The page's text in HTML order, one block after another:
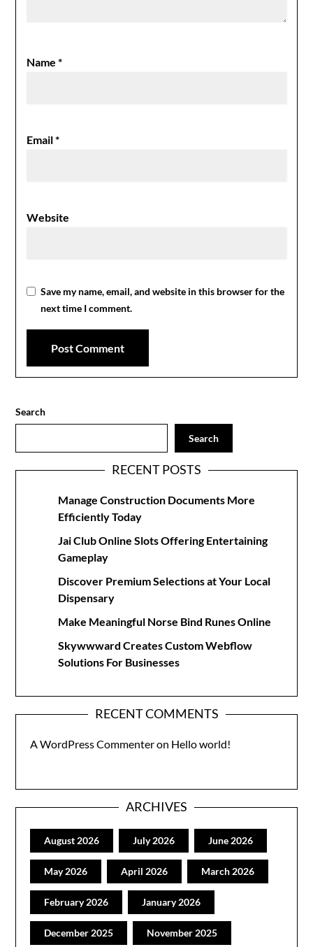
Name*
Email*
Website
Save my name, email, and website in this browser for the
next time I comment.
Search
Search
RECENT POSTS
Manage Construction Documents More
Efficiently Today
Jai Club Online Slots Offering Entertaining
Gameplay
Discover Premium Selections at Your Local
Dispensary
Make Meaningful Norse Bind Runes Online
Skywwward Creates Custom Webflow
Solutions For Businesses
RECENT COMMENTS
A WordPress Commenteron Hello world!
ARCHIVES
August 2026 July 2026 June 2026
May 2026 April 2026 March 2026
February 2026 January 2026
December 2025 November 2025